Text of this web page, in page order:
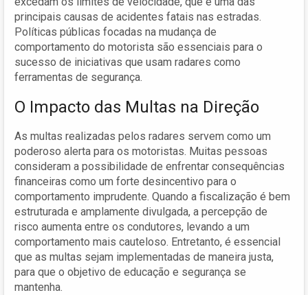
principais causas de acidentes fatais nas estradas.
Políticas públicas focadas na mudança de
comportamento do motorista são essenciais para o
sucesso de iniciativas que usam radares como
ferramentas de segurança.
O Impacto das Multas na Direção
As multas realizadas pelos radares servem como um
poderoso alerta para os motoristas. Muitas pessoas
consideram a possibilidade de enfrentar consequências
financeiras como um forte desincentivo para o
comportamento imprudente. Quando a fiscalização é bem
estruturada e amplamente divulgada, a percepção de
risco aumenta entre os condutores, levando a um
comportamento mais cauteloso. Entretanto, é essencial
que as multas sejam implementadas de maneira justa,
para que o objetivo de educação e segurança se
mantenha.